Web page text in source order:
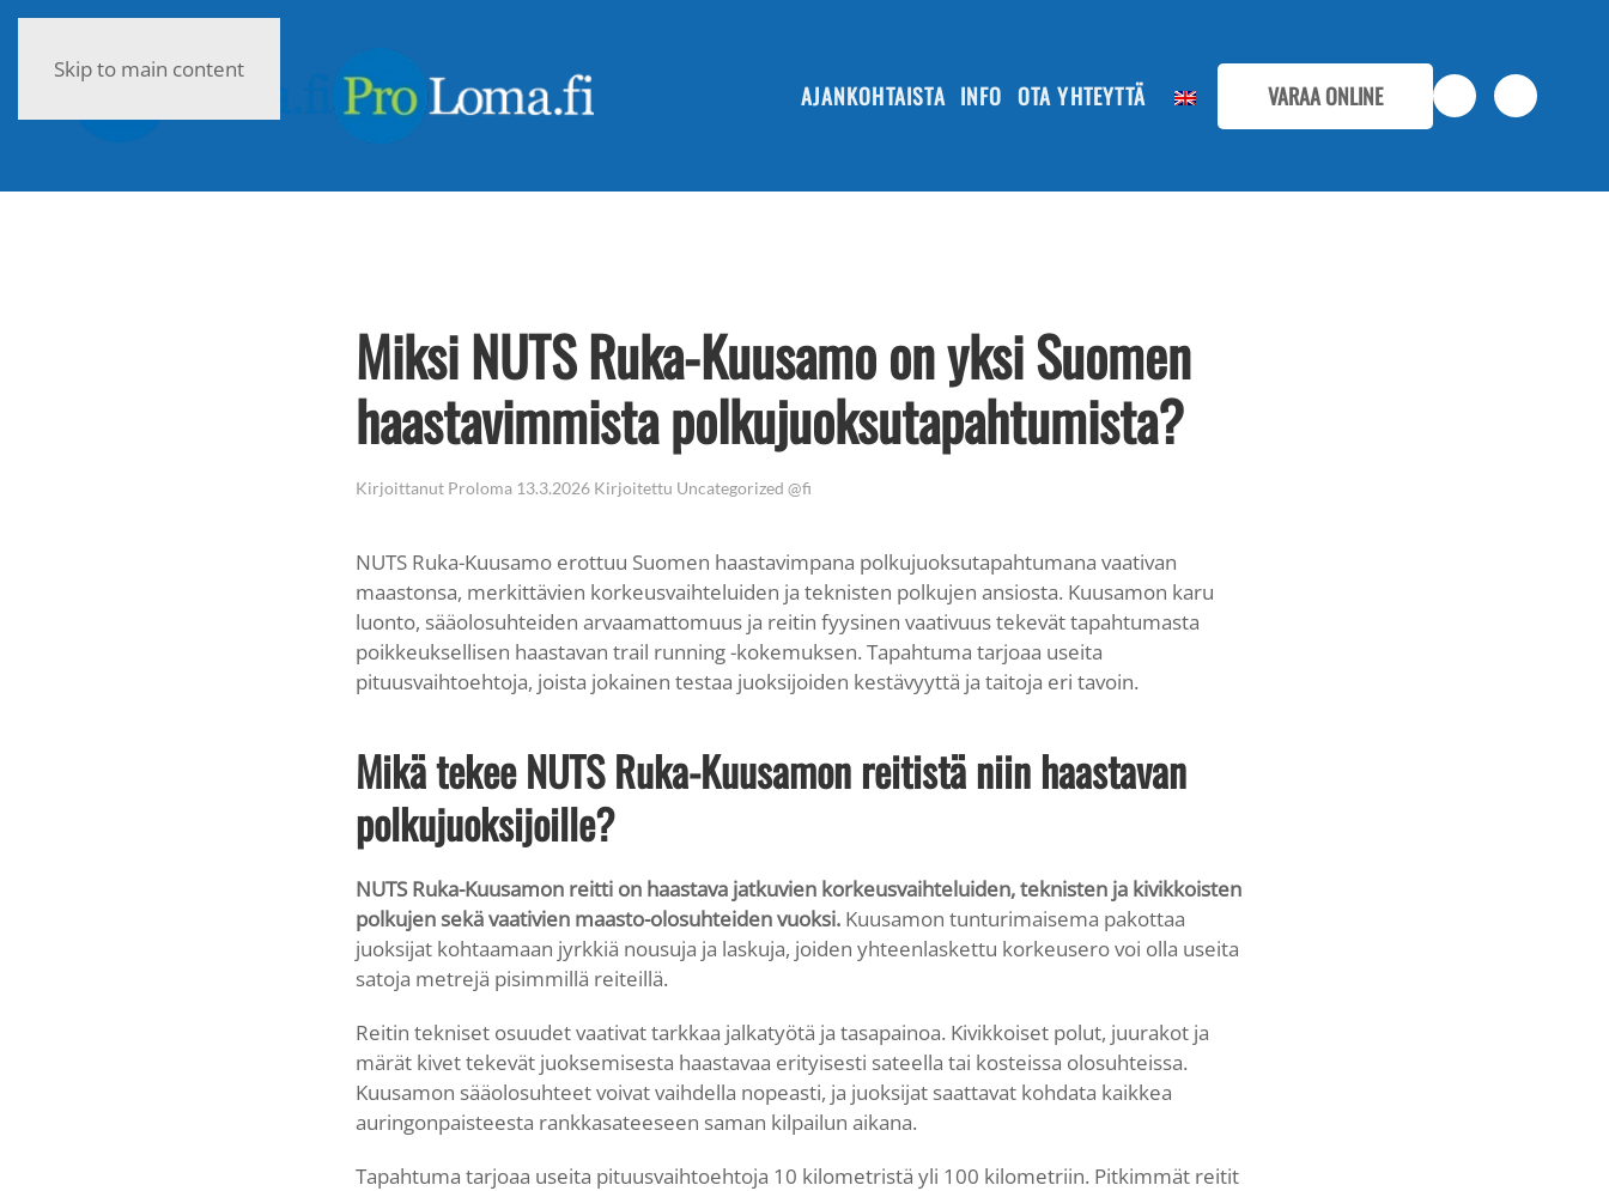
Skip to main content
AJANKOHTAISTA INFO OTA YHTEYTTÄ VARAA ONLINE
Miksi NUTS Ruka-Kuusamo on yksi Suomen
haastavimmista polkujuoksutapahtumista?
Kirjoittanut Proloma 13.3.2026 Kirjoitettu Uncategorized @fi
NUTS Ruka-Kuusamo erottuu Suomen haastavimpana polkujuoksutapahtumana vaativan
maastonsa, merkittävien korkeusvaihteluiden ja teknisten polkujen ansiosta. Kuusamon karu
luonto, sääolosuhteiden arvaamattomuus ja reitin fyysinen vaativuus tekevät tapahtumasta
poikkeuksellisen haastavan trail running -kokemuksen. Tapahtuma tarjoaa useita
pituusvaihtoehtoja, joista jokainen testaa juoksijoiden kestävyyttä ja taitoja eri tavoin.
Mikä tekee NUTS Ruka-Kuusamon reitistä niin haastavan
polkujuoksijoille?
NUTS Ruka-Kuusamon reitti on haastava jatkuvien korkeusvaihteluiden, teknisten ja kivikkoisten
polkujen sekä vaativien maasto-olosuhteiden vuoksi. Kuusamon tunturimaisema pakottaa
juoksijat kohtaamaan jyrkkiä nousuja ja laskuja, joiden yhteenlaskettu korkeusero voi olla useita
satoja metrejä pisimmillä reiteillä.
Reitin tekniset osuudet vaativat tarkkaa jalkatyötä ja tasapainoa. Kivikkoiset polut, juurakot ja
märät kivet tekevät juoksemisesta haastavaa erityisesti sateella tai kosteissa olosuhteissa.
Kuusamon sääolosuhteet voivat vaihdella nopeasti, ja juoksijat saattavat kohdata kaikkea
auringonpaisteesta rankkasateeseen saman kilpailun aikana.
Tapahtuma tarjoaa useita pituusvaihtoehtoja 10 kilometristä yli 100 kilometriin. Pitkimmät reitit